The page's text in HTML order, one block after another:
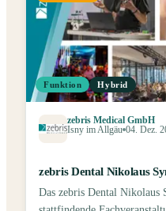
Funktion Hybrid
zebris Medical GmbH
Isny im Allgäu 04. Dez.
zebris Dental Nikolaus
Das zebris Dental Nikolaus